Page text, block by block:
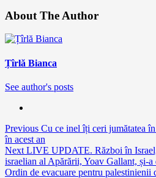
About The Author
Țîrlă Bianca
See author's posts
Continue
Reading
Previous Cu ce inel îți ceri jumătatea
în acest an
Next LIVE UPDATE. Război în
israelian al Apărării, Yoav Gallant, și-a
Ordin de evacuare pentru palestinienii